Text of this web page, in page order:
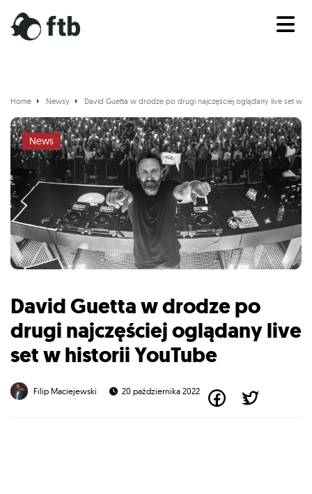
Home Newsy David Guetta w drodze po drugi najczęściej oglądany live set w
News
David Guetta w drodze po
drugi najczęściej oglądany live
set w historii YouTube
Filip Maciejewski 20 października 2022